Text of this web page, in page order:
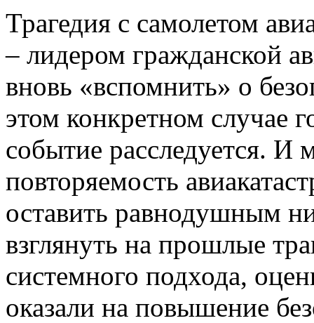
Трагедия с самолетом
– лидером гражданской
вновь «вспомнить» о
этом конкретном случае
событие расследуется. И
повторяемость
оставить равнодушным
взглянуть на прошлые
системного подхода,
оказали на повышение